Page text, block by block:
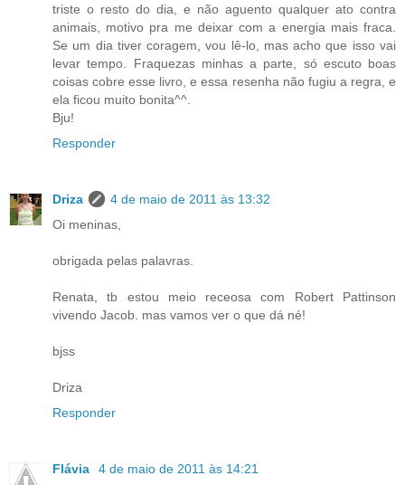
triste o resto do dia, e não aguento qualquer ato contra
animais, motivo pra me deixar com a energia mais fraca.
Se um dia tiver coragem, vou lê-lo, mas acho que isso vai
levar tempo. Fraquezas minhas a parte, só escuto boas
coisas cobre esse livro, e essa resenha não fugiu a regra, e
ela ficou muito bonita^^.
Bju!
Responder
Driza
4 de maio de 2011 às 13:32
Oi meninas,
obrigada pelas palavras.
Renata, tb estou meio receosa com Robert Pattinson
vivendo Jacob. mas vamos ver o que dá né!
bjss
Driza
Responder
Flávia
4 de maio de 2011 às 14:21